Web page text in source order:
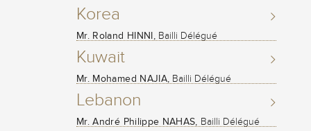
Korea
Mr. Roland HINNI,Bailli Délégué
Kuwait
Mr. Mohamed NAJIA, Bailli Délégué
Lebanon
Mr. André Philippe NAHAS, Bailli Délégué